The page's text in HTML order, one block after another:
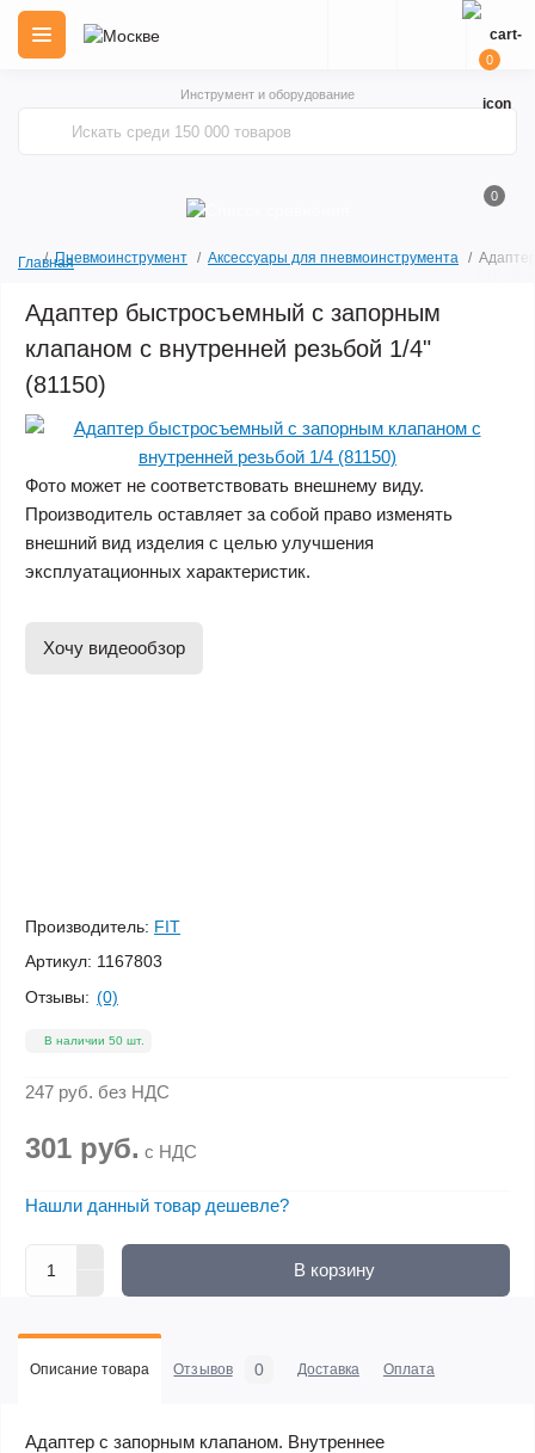
Инструмент и оборудование
0
0
ГлавнаяПневмоинструмент Аксессуары для пневмоинструмента
Адаптер быстросъемный с запорным
клапаном с внутренней резьбой 1/4"
(81150)
Фото может не соответствовать внешнему виду.
Производитель оставляет за собой право изменять
внешний вид изделия с целью улучшения
эксплуатационных характеристик.
Хочу видеообзор
Производитель: FIT
Артикул: 1167803
Отзывы: (0)
В наличии 50 шт.
247 руб. без НДС
301 руб. с НДС
Нашли данный товар дешевле?
В корзину
Описание товара Отзывов 0 Доставка Оплата
Адаптер с запорным клапаном. Внутреннее